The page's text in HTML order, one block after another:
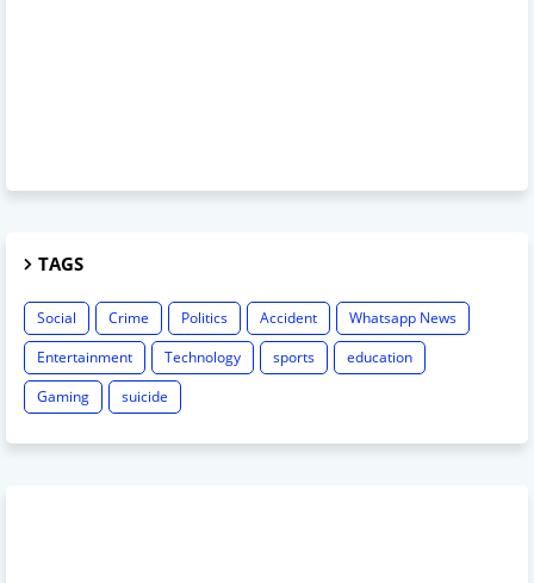
TAGS
Social Crime Politics Accident
Whatsapp News
Entertainment
Technology sports
education
Gaming
suicide